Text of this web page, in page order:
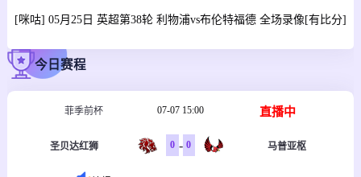
[咪咕] 05月25日 英超第38轮 利物浦vs布伦特福德 全场录像[有比分]
今日赛程
菲季前杯 07-07 15:00 直播中
圣贝达红狮 0 - 0 马普亚枢